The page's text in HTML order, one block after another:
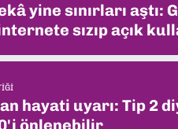
yine sınırları aştı:
sızıp açık
hayati uyarı: Tip 2
önlenebilir